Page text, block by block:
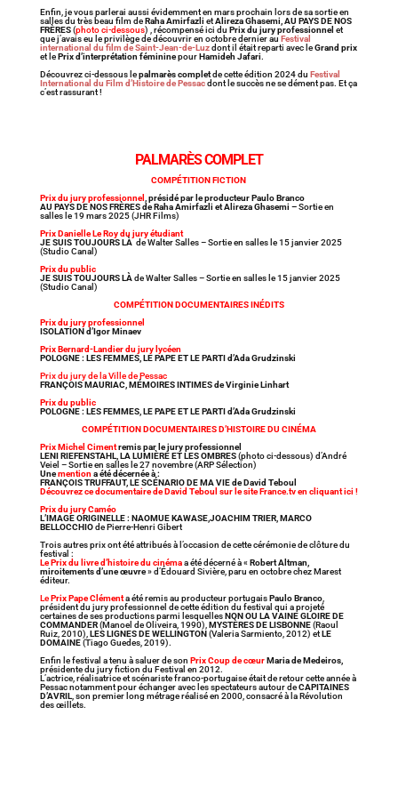
Enfin, je vous parlerai aussi évidemment en mars prochain lors de sa sortie en
salles du très beau film deRaha Amirfazli etAlireza Ghasemi, AU PAYS DE NOS
FRÈRES(photo ci-dessous) , récompensé ici du Prix du jury professionnel et
que j’avais eu le privilège de découvrir en octobre dernier au Festival
international du film de Saint-Jean-de-Luz dont il était reparti avec leGrand prix
et lePrix d’interprétation fémininepourHamideh Jafari.
Découvrez ci-dessous lepalmarès completde cette édition 2024 du Festival
International du Film d’Histoire de Pessacdont le succès ne se dément pas. Et ça
c’est rassurant !
PALMARÈS COMPLET
COMPÉTITION FICTION
Prix du jury professionnel
, présidé par le producteur Paulo Branco
AU PAYS DE NOS FRÈRES de Raha Amirfazli et Alireza Ghasemi –Sortie en
salles le 19 mars 2025 (JHR Films)
Prix Danielle Le Roy du jury étudiant
JE SUIS TOUJOURS LÀ de Walter Salles – Sortie en salles le 15 janvier 2025
(Studio Canal)
Prix du public
JE SUIS TOUJOURS LÀde Walter Salles – Sortie en salles le 15 janvier 2025
(Studio Canal)
COMPÉTITION DOCUMENTAIRES INÉDITS
Prix du jury professionnel
ISOLATION d’Igor Minaev
Prix Bernard-Landier du jury lycéen
POLOGNE : LES FEMMES, LE PAPE ET LE PARTI d’Ada Grudzinski
Prix du jury de la Ville de Pessac
FRANÇOIS MAURIAC, MÉMOIRES INTIMES de Virginie Linhart
Prix du public
POLOGNE : LES FEMMES, LE PAPE ET LE PARTI d’Ada Grudzinski
COMPÉTITION DOCUMENTAIRES D’HISTOIRE DU CINÉMA
Prix Michel Cimentremis par le jury professionnel
LENI RIEFENSTAHL, LA LUMIÈRE ET LES OMBRES(photo ci-dessous) d’André
Veiel – Sortie en salles le 27 novembre (ARP Sélection)
Unemention a été décernée à :
FRANÇOIS TRUFFAUT, LE SCÉNARIO DE MA VIE de David Teboul
Découvrez ce documentaire de David Teboul sur le site France.tv en cliquant ici !
Prix du jury Caméo
L’IMAGE ORIGINELLE : NAOMUE KAWASE,JOACHIM TRIER, MARCO
BELLOCCHIOde Pierre-Henri Gibert
Trois autres prix ont été attribués à l’occasion de cette cérémonie de clôture du
festival :
Le Prix du livre d’histoire du cinémaa été décerné à «Robert Altman,
miroitements d’une œuvre» d’Édouard Sivière, paru en octobre chez Marest
éditeur.
LePrix Pape Clément a été remis au producteur portugaisPaulo Branco,
président du jury professionnel de cette édition du festival qui a projeté
certaines de ses productions parmi lesquellesNON OU LA VAINE GLOIRE DE
COMMANDER(Manoel de Oliveira, 1990), MYSTÈRES DE LISBONNE(Raoul
Ruiz, 2010), LES LIGNES DE WELLINGTON(Valeria Sarmiento, 2012) etLE
DOMAINE(Tiago Guedes, 2019).
Enfin le festival a tenu à saluer de son Prix Coup de cœur Maria de Medeiros,
présidente du jury fiction du Festival en 2012.
L’actrice, réalisatrice et scénariste franco-portugaise était de retour cette année à
Pessac notamment pour échanger avec les spectateurs autour deCAPITAINES
D’AVRIL, son premier long métrage réalisé en 2000, consacré à la Révolution
des œillets.